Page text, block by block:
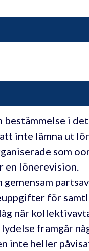
i
inte lämna ut
som
en lönerevision.
för
när
framgår
inte heller